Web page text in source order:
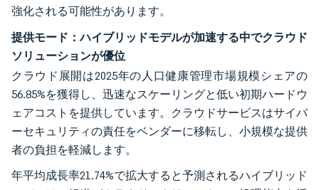
強化される可能性があります。
提供モード：ハイブリッドモデルが加速する中でクラウド
ソリューションが優位
クラウド展開は2025年の人口健康管理市場規模シェアの
56.85%を獲得し、迅速なスケーリングと低い初期ハードウ
ェアコストを提供しています。クラウドサービスはサイバ
ーセキュリティの責任をベンダーに移転し、小規模な提供
者の負担を軽減します。
年平均成長率21.74%で拡大すると予測されるハイブリッド